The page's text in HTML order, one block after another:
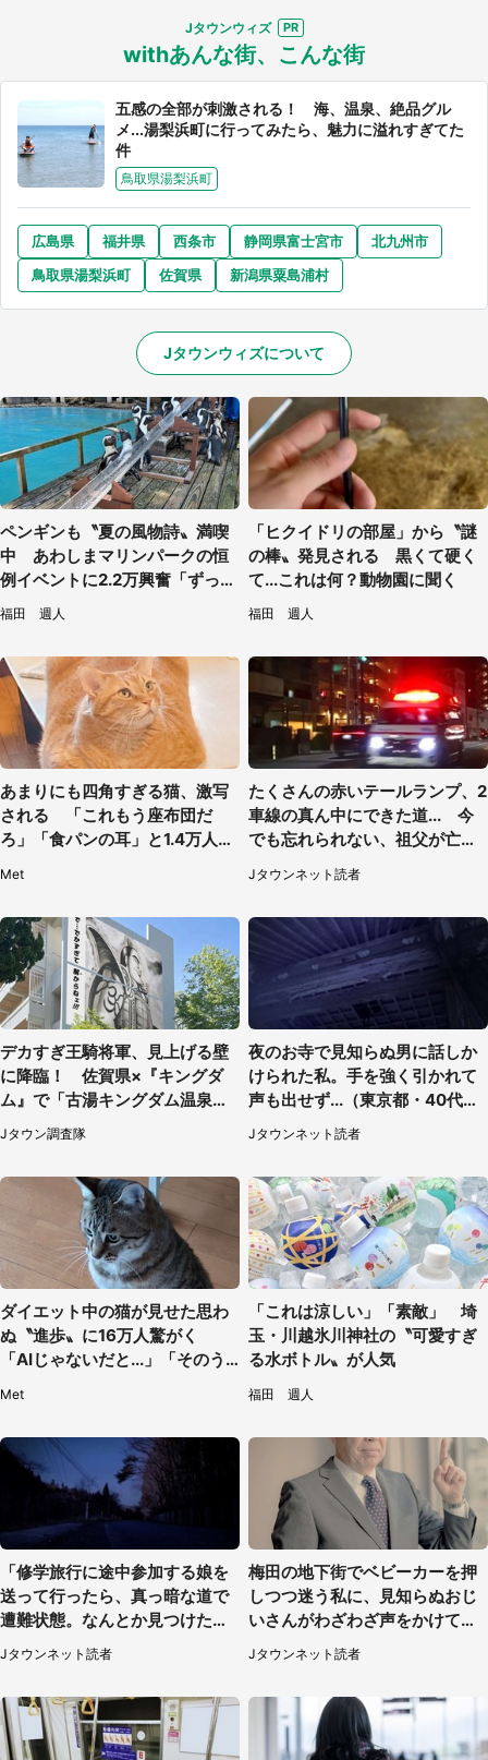
Jタウンウィズ
withあんな街、こんな街
五感の全部が刺激される！ 海、温泉、絶品グル
メ...湯梨浜町に行ってみたら、魅力に溢れすぎてた
件
鳥取県湯梨浜町
広島県 福井県 西条市 静岡県富士宮市
北九州市
鳥取県湯梨浜町
佐賀県 新潟県粟島浦村
Jタウンウィズについて
ペンギンも〝夏の風物詩〟満喫
中 あわしまマリンパークの恒
例イベントに2.2万興奮「ずっと
見てたい」
福田 週人
「ヒクイドリの部屋」から〝謎
の棒〟発見される 黒くて硬く
て...これは何？動物園に聞く
福田 週人
あまりにも四角すぎる猫、激写
される 「これもう座布団だ
ろ」「食パンの耳」と1.4万人困
Met
たくさんの赤いテールランプ、2
車線の真ん中にできた道... 今
でも忘れられない、祖父が亡く
なった夜に見た光景（30代女
性）
Jタウンネット読者
デカすぎ王騎将軍、見上げる壁
に降臨！ 佐賀県×『キングダ
ム』で「古湯キングダム温泉
郷」【7／17～9／30】
Jタウン調査隊
夜のお寺で見知らぬ男に話しか
けられた私。手を強く引かれて
声も出せず...（東京都・40代女
Jタウンネット読者
ダイエット中の猫が見せた思わ
ぬ〝進歩〟に16万人驚がく
「AIじゃないだと...」「そのう
Met
「これは涼しい」「素敵」 埼
玉・川越氷川神社の〝可愛すぎ
る水ボトル〟が人気
福田 週人
「修学旅行に途中参加する娘を
送って行ったら、真っ暗な道で
遭難状態。なんとか見つけた民
家に助けを求めると、住人の男
性が...」
Jタウンネット読者
梅田の地下街でベビーカーを押
しつつ迷う私に、見知らぬおじ
いさんがわざわざ声をかけてき
て（兵庫県・30代女性）
Jタウンネット読者